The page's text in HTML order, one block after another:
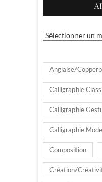
Archives
Anglaise/
Calligraphie
Calligraphie
Calligraphie
Composition
Création/